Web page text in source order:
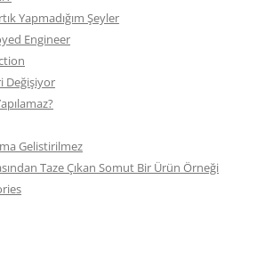
Yapmadığım Şeyler
Engineer
Değişiyor
Gelistirilmez
Taze Çıkan Somut Bir Ürün Örneği